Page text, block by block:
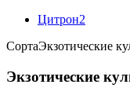
Цитрон2
СортаЭкзотические
Экзотические